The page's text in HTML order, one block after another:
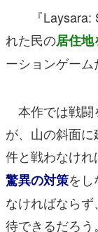
『Laysara:
れた民の居住地
ーションゲーム
本作では戦闘
が、山の斜面
件と戦わなけ
驚異の対策を
なければなら
待できるだろう。